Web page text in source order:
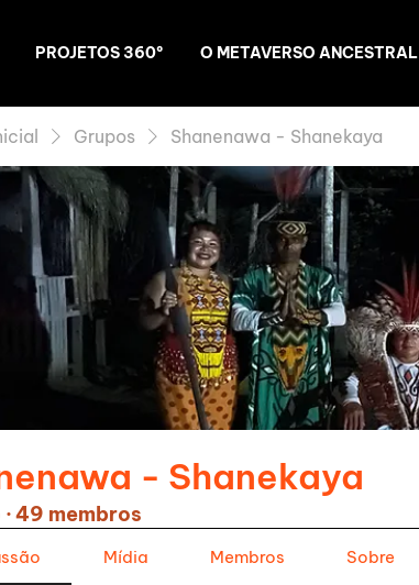
PROJETOS 360º O METAVERSO ANCESTRAL
Grupos Shanenawa - Shanekaya
- Shanekaya
·49 membros
Mídia Membros Sobre